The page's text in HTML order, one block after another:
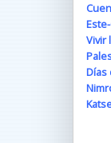
Vivir
Días